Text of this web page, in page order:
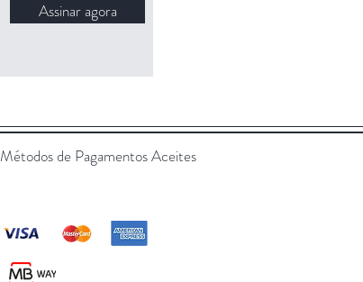
Assinar agora
Métodos de Pagamentos Aceites